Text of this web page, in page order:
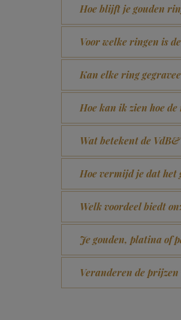
Hoe blijft je gouden
Voor welke ringen is
Kan elke ring
Hoe kan ik zien hoe
Wat betekent de
Hoe vermijd je dat
Welk voordeel biedt
Je gouden, platina of
Veranderen de